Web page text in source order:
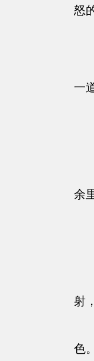
怒
一
余
射
色